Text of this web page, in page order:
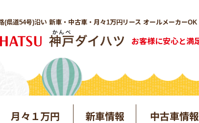
(県道54号)沿い 新車・中古車・月々1万円リース オールメーカーOK
お客様に安心と満
月々１万円 新車情報 中古車情報